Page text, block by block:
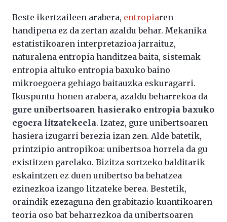
Beste ikertzaileen arabera, entropiaren
handipena ez da zertan azaldu behar. Mekanika
estatistikoaren interpretazioa jarraituz,
naturalena entropia handitzea baita, sistemak
entropia altuko entropia baxuko baino
mikroegoera gehiago baitauzka eskuragarri.
Ikuspuntu honen arabera, azaldu beharrekoa da
gure unibertsoaren hasierako entropia baxuko
egoera litzatekeela. Izatez, gure unibertsoaren
hasiera izugarri berezia izan zen. Alde batetik,
printzipio antropikoa: unibertsoa horrela da gu
existitzen garelako. Bizitza sortzeko balditarik
eskaintzen ez duen unibertso ba behatzea
ezinezkoa izango litzateke berea. Bestetik,
oraindik ezezaguna den grabitazio kuantikoaren
teoria oso bat beharrezkoa da unibertsoaren